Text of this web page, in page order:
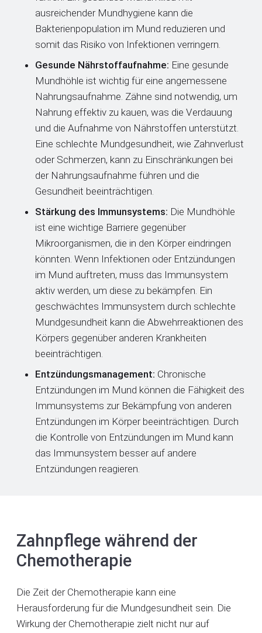
ausreichender Mundhygiene kann die
Bakterienpopulation im Mund reduzieren und
somit das Risiko von Infektionen verringern.
Gesunde Nährstoffaufnahme: Eine gesunde
Mundhöhle ist wichtig für eine angemessene
Nahrungsaufnahme. Zähne sind notwendig, um
Nahrung effektiv zu kauen, was die Verdauung
und die Aufnahme von Nährstoffen unterstützt.
Eine schlechte Mundgesundheit, wie Zahnverlust
oder Schmerzen, kann zu Einschränkungen bei
der Nahrungsaufnahme führen und die
Gesundheit beeinträchtigen.
Stärkung des Immunsystems: Die Mundhöhle
ist eine wichtige Barriere gegenüber
Mikroorganismen, die in den Körper eindringen
könnten. Wenn Infektionen oder Entzündungen
im Mund auftreten, muss das Immunsystem
aktiv werden, um diese zu bekämpfen. Ein
geschwächtes Immunsystem durch schlechte
Mundgesundheit kann die Abwehrreaktionen des
Körpers gegenüber anderen Krankheiten
beeinträchtigen.
Entzündungsmanagement: Chronische
Entzündungen im Mund können die Fähigkeit des
Immunsystems zur Bekämpfung von anderen
Entzündungen im Körper beeinträchtigen. Durch
die Kontrolle von Entzündungen im Mund kann
das Immunsystem besser auf andere
Entzündungen reagieren.
Zahnpflege während der
Chemotherapie
Die Zeit der Chemotherapie kann eine
Herausforderung für die Mundgesundheit sein. Die
Wirkung der Chemotherapie zielt nicht nur auf